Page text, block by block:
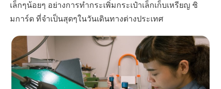
เล็กๆน้อยๆ อย่างการทำกระเพิ่มกระเป๋าเล็กเก็บเหรียญ ซิ
มการ์ด ที่จำเป็นสุดๆในวันเดินทางต่างประเทศ